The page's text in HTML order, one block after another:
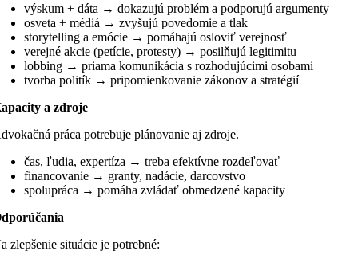
výskum + dáta → dokazujú problém a podporujú argumenty
osveta + médiá → zvyšujú povedomie a tlak
storytelling a emócie → pomáhajú osloviť verejnosť
verejné akcie (petície, protesty) → posilňujú legitimitu
lobbing → priama komunikácia s rozhodujúcimi osobami
tvorba politík → pripomienkovanie zákonov a stratégií
a zdroje
práca potrebuje plánovanie aj zdroje.
čas, ľudia, expertíza → treba efektívne rozdeľovať
financovanie → granty, nadácie, darcovstvo
spolupráca → pomáha zvládať obmedzené kapacity
zlepšenie situácie je potrebné: